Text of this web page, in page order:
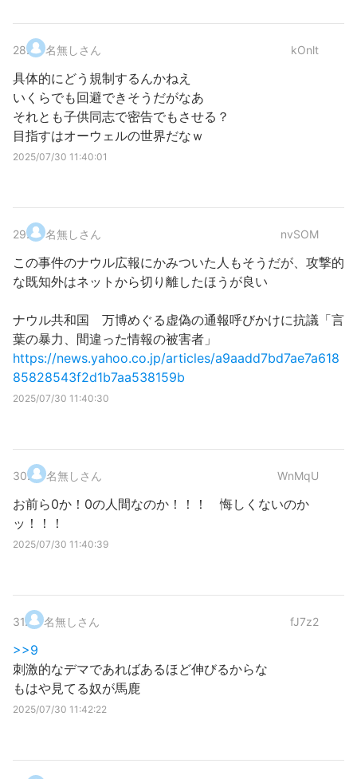
28. 名無しさん kOnlt
具体的にどう規制するんかねえ
いくらでも回避できそうだがなあ
それとも子供同志で密告でもさせる？
目指すはオーウェルの世界だなｗ
2025/07/30 11:40:01
29. 名無しさん nvSOM
この事件のナウル広報にかみついた人もそうだが、攻撃的
な既知外はネットから切り離したほうが良い
ナウル共和国 万博めぐる虚偽の通報呼びかけに抗議「言
葉の暴力、間違った情報の被害者」
https://news.yahoo.co.jp/articles/a9aadd7bd7ae7a618
85828543f2d1b7aa538159b
2025/07/30 11:40:30
30. 名無しさん WnMqU
お前ら0か！0の人間なのか！！！ 悔しくないのか
ッ！！！
2025/07/30 11:40:39
31. 名無しさん fJ7z2
>>9
刺激的なデマであればあるほど伸びるからな
もはや見てる奴が馬鹿
2025/07/30 11:42:22